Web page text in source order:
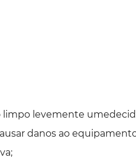
levemente
danos ao